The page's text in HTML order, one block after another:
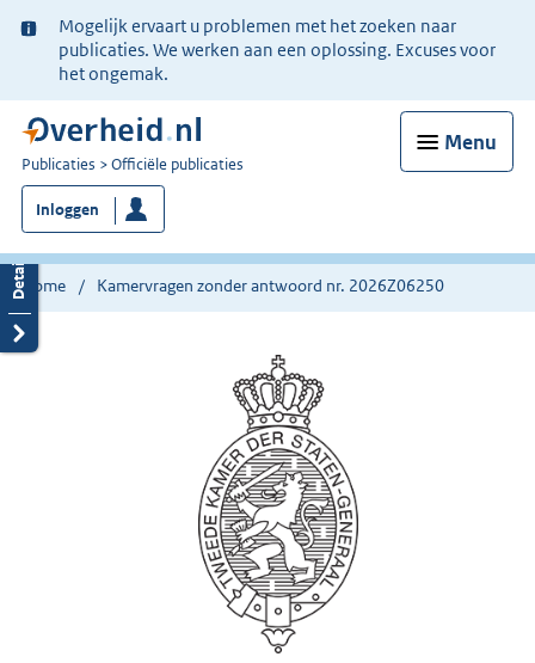
Ter
informatie:
Mogelijk ervaart u problemen met het zoeken naar
publicaties. We werken aan een oplossing. Excuses voor
het ongemak.
Menu
U
bent
nu
hier:
Publicaties Officiële publicaties
Inloggen
Home Kamervragen zonder antwoord nr. 2026Z06250